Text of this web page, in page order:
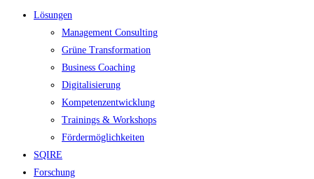
Lösungen
Management Consulting
Grüne Transformation
Business Coaching
Digitalisierung
Kompetenzentwicklung
Trainings & Workshops
Fördermöglichkeiten
SQIRE
Forschung